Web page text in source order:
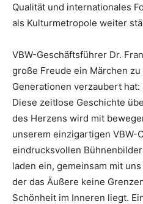
Qualität und internationales
als Kulturmetropole weiter
VBW-Geschäftsführer Dr.
große Freude ein Märchen
Generationen verzaubert
Diese zeitlose Geschichte
des Herzens wird mit
unserem einzigartigen VBW-
eindrucksvollen
laden ein, gemeinsam mit
der das Äußere keine
Schönheit im Inneren liegt.